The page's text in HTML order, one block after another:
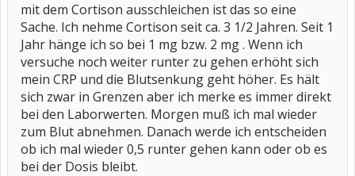
mit dem Cortison ausschleichen ist das so eine
Sache. Ich nehme Cortison seit ca. 3 1/2 Jahren. Seit 1
Jahr hänge ich so bei 1 mg bzw. 2 mg . Wenn ich
versuche noch weiter runter zu gehen erhöht sich
mein CRP und die Blutsenkung geht höher. Es hält
sich zwar in Grenzen aber ich merke es immer direkt
bei den Laborwerten. Morgen muß ich mal wieder
zum Blut abnehmen. Danach werde ich entscheiden
ob ich mal wieder 0,5 runter gehen kann oder ob es
bei der Dosis bleibt.